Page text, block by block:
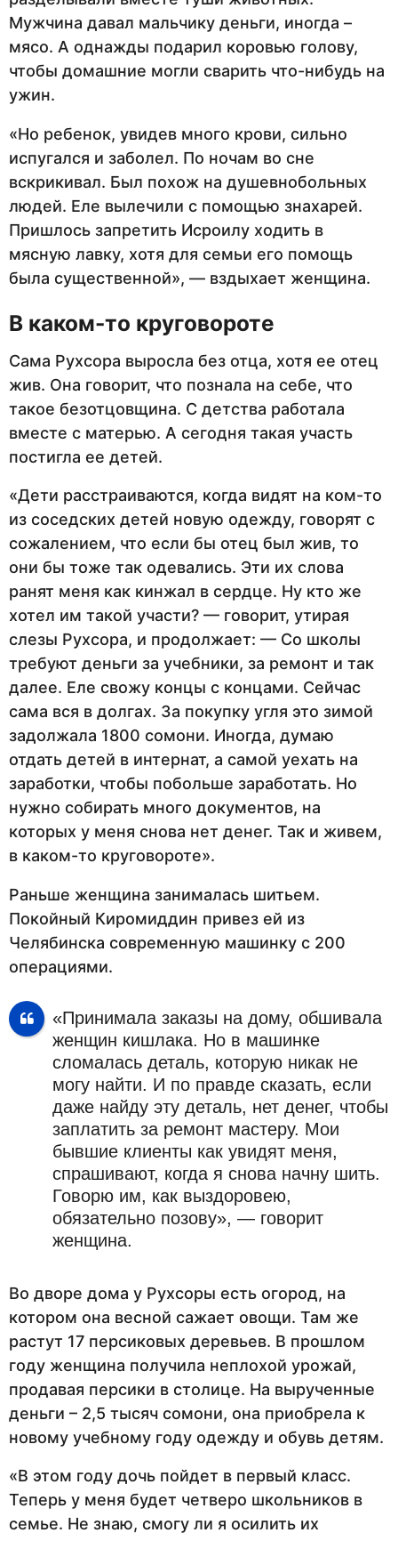
Мужчина давал мальчику деньги, иногда –
мясо. А однажды подарил коровью голову,
чтобы домашние могли сварить что-нибудь на
ужин.
«Но ребенок, увидев много крови, сильно
испугался и заболел. По ночам во сне
вскрикивал. Был похож на душевнобольных
людей. Еле вылечили с помощью знахарей.
Пришлось запретить Исроилу ходить в
мясную лавку, хотя для семьи его помощь
была существенной», — вздыхает женщина.
В каком-то круговороте
Сама Рухсора выросла без отца, хотя ее отец
жив. Она говорит, что познала на себе, что
такое безотцовщина. С детства работала
вместе с матерью. А сегодня такая участь
постигла ее детей.
«Дети расстраиваются, когда видят на ком-то
из соседских детей новую одежду, говорят с
сожалением, что если бы отец был жив, то
они бы тоже так одевались. Эти их слова
ранят меня как кинжал в сердце. Ну кто же
хотел им такой участи? — говорит, утирая
слезы Рухсора, и продолжает: — Со школы
требуют деньги за учебники, за ремонт и так
далее. Еле свожу концы с концами. Сейчас
сама вся в долгах. За покупку угля это зимой
задолжала 1800 сомони. Иногда, думаю
отдать детей в интернат, а самой уехать на
заработки, чтобы побольше заработать. Но
нужно собирать много документов, на
которых у меня снова нет денег. Так и живем,
в каком-то круговороте».
Раньше женщина занималась шитьем.
Покойный Киромиддин привез ей из
Челябинска современную машинку с 200
операциями.
«Принимала заказы на дому, обшивала
женщин кишлака. Но в машинке
сломалась деталь, которую никак не
могу найти. И по правде сказать, если
даже найду эту деталь, нет денег, чтобы
заплатить за ремонт мастеру. Мои
бывшие клиенты как увидят меня,
спрашивают, когда я снова начну шить.
Говорю им, как выздоровею,
обязательно позову», — говорит
женщина.
Во дворе дома у Рухсоры есть огород, на
котором она весной сажает овощи. Там же
растут 17 персиковых деревьев. В прошлом
году женщина получила неплохой урожай,
продавая персики в столице. На вырученные
деньги – 2,5 тысяч сомони, она приобрела к
новому учебному году одежду и обувь детям.
«В этом году дочь пойдет в первый класс.
Теперь у меня будет четверо школьников в
семье. Не знаю, смогу ли я осилить их